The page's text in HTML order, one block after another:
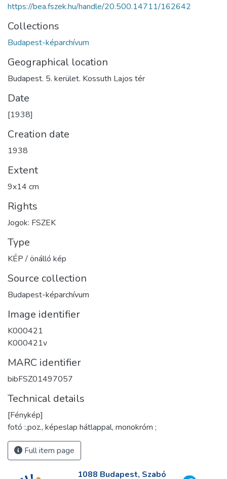
https://bea.fszek.hu/handle/20.500.14711/162642
Collections
Budapest-képarchívum
Geographical location
Budapest. 5. kerület. Kossuth Lajos tér
Date
[1938]
Creation date
1938
Extent
9x14 cm
Rights
Jogok: FSZEK
Type
KÉP / önálló kép
Source collection
Budapest-képarchívum
Image identifier
K000421
K000421v
MARC identifier
bibFSZ01497057
Technical details
[Fénykép]
fotó :,poz., képeslap hátlappal, monokróm ;
Full item page
1088 Budapest, Szabó